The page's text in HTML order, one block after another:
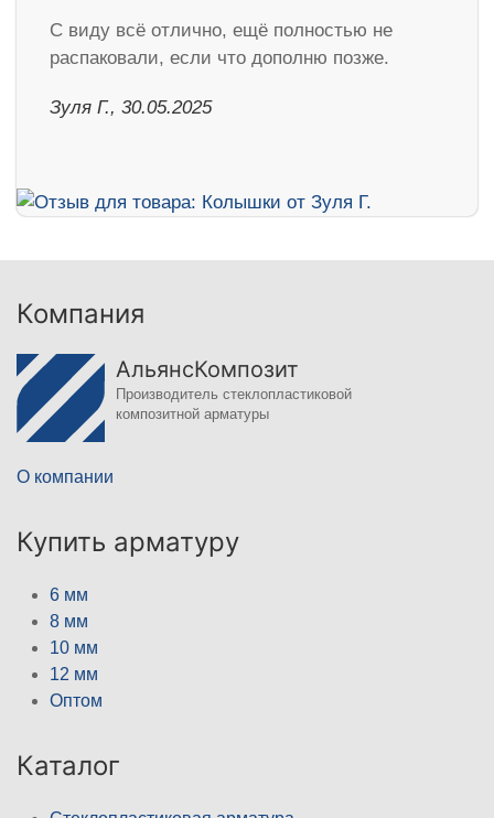
С виду всё отлично, ещё полностью не
распаковали, если что дополню позже.
Зуля Г., 30.05.2025
Компания
АльянсКомпозит
Производитель стеклопластиковой
композитной арматуры
О компании
Купить арматуру
6 мм
8 мм
10 мм
12 мм
Оптом
Каталог